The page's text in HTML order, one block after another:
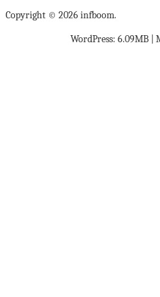
Copyright © 2026 infboom.
WordPress: 6.09MB |